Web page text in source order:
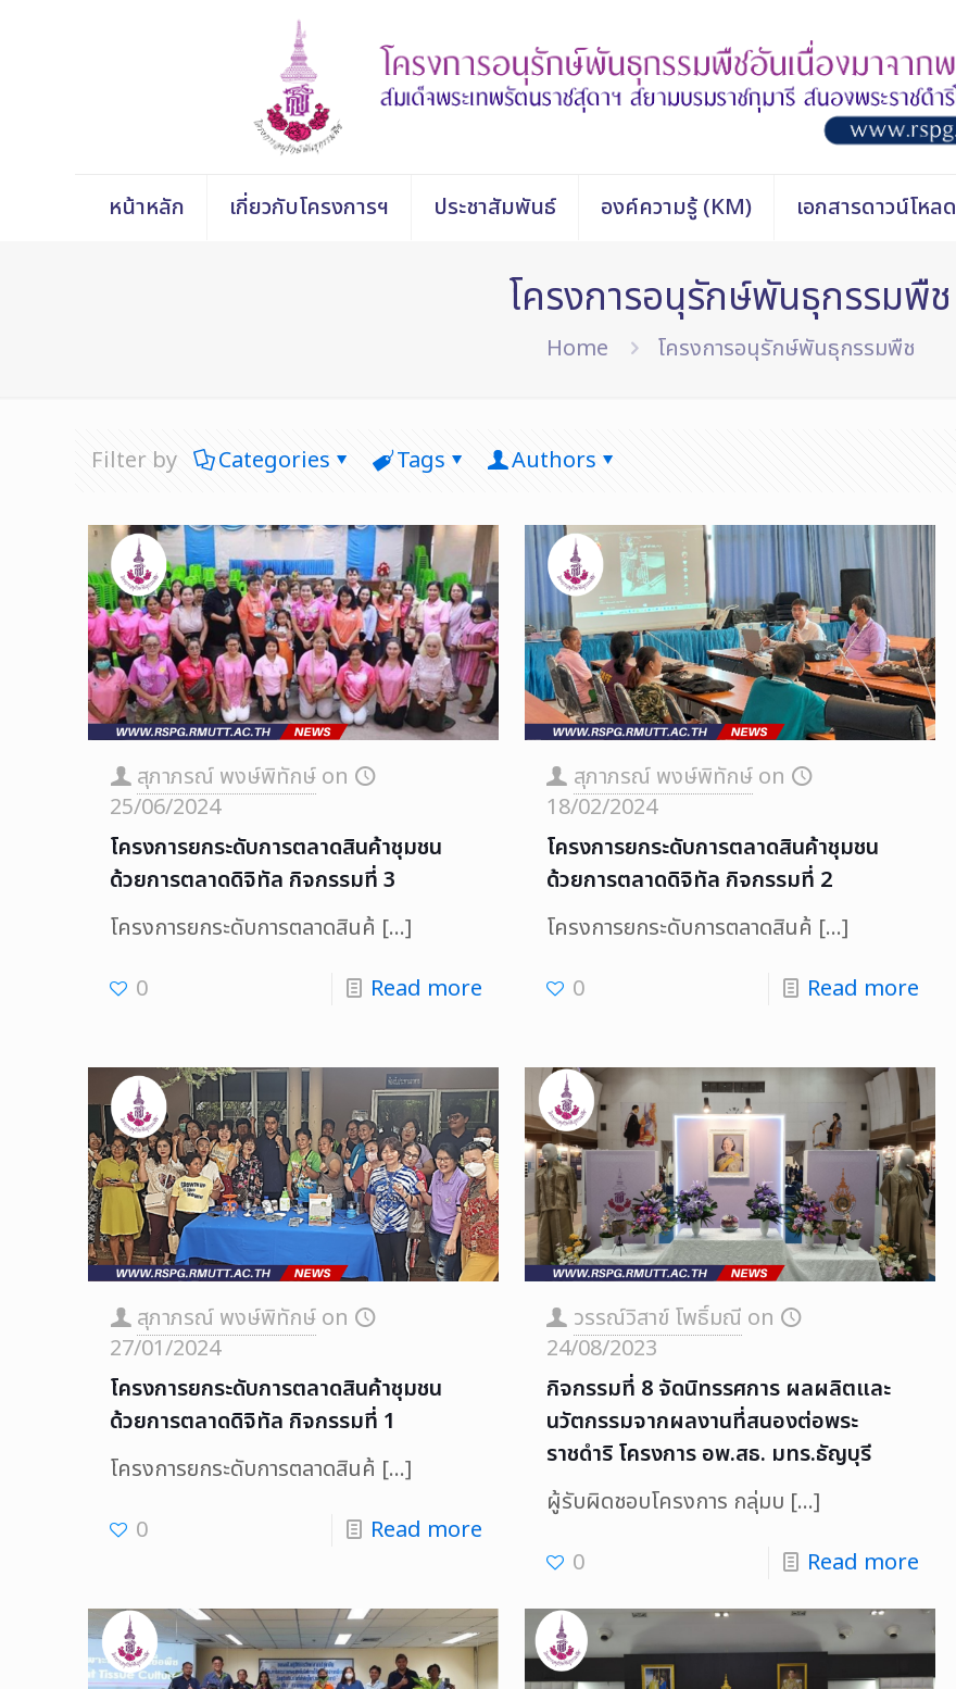
หน้าหลัก เกี่ยวกับโครงการฯ ประชาสัมพันธ์ องค์ความรู้ (KM) เอกสารดาวน์โหลด
โครงการอนุรักษ์พันธุกรรมพืช
Home โครงการอนุรักษ์พันธุกรรมพืช
Filter by Categories Tags Authors
สุภาภรณ์ พงษ์พิทักษ์ on
25/06/2024
โครงการยกระดับการตลาดสินค้าชุมชน
ด้วยการตลาดดิจิทัล กิจกรรมที่ 3
โครงการยกระดับการตลาดสินค้ […]
0
Read more
สุภาภรณ์ พงษ์พิทักษ์ on
18/02/2024
โครงการยกระดับการตลาดสินค้าชุมชน
ด้วยการตลาดดิจิทัล กิจกรรมที่ 2
โครงการยกระดับการตลาดสินค้ […]
0
Read more
สุภาภรณ์ พงษ์พิทักษ์ on
27/01/2024
โครงการยกระดับการตลาดสินค้าชุมชน
ด้วยการตลาดดิจิทัล กิจกรรมที่ 1
โครงการยกระดับการตลาดสินค้ […]
0
Read more
วรรณ์วิสาข์ โพธิ์มณี on
24/08/2023
กิจกรรมที่ 8 จัดนิทรรศการ ผลผลิตและ
นวัตกรรมจากผลงานที่สนองต่อพระ
ราชดำริ โครงการ อพ.สธ. มทร.ธัญบุรี
ผู้รับผิดชอบโครงการ กลุ่มบ […]
0
Read more